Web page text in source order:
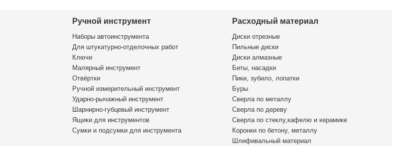
Ручной инструмент
Наборы автоинструмента
Для штукатурно-отделочных работ
Ключи
Малярный инструмент
Отвёртки
Ручной измерительный инструмент
Ударно-рычажный инструмент
Шарнирно-губцевый инструмент
Ящики для инструментов
Сумки и подсумки для инструмента
Расходный материал
Диски отрезные
Пильные диски
Диски алмазные
Биты, насадки
Пики, зубило, лопатки
Буры
Сверла по металлу
Сверла по дереву
Сверла по стеклу,кафелю и керамике
Коронки по бетону, металлу
Шлифивальный материал